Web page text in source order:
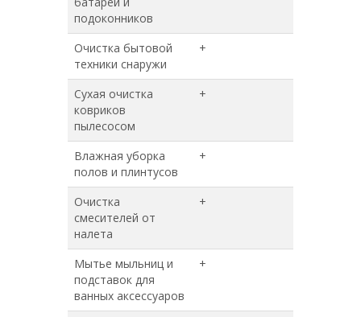
подоконников
Очистка бытовой
техники снаружи
+
Сухая очистка
ковриков
пылесосом
+
Влажная уборка
полов и плинтусов
+
Очистка
смесителей от
налета
+
Мытье мыльниц и
подставок для
ванных аксессуаров
+